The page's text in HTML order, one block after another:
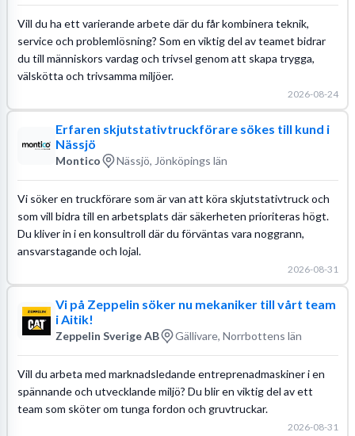
Vill du ha ett varierande arbete där du får kombinera teknik,
service och problemlösning? Som en viktig del av teamet bidrar
du till människors vardag och trivsel genom att skapa trygga,
välskötta och trivsamma miljöer.
2026-08-24
Erfaren skjutstativtruckförare sökes till kund i
Nässjö
Montico Nässjö, Jönköpings län
Vi söker en truckförare som är van att köra skjutstativtruck och
som vill bidra till en arbetsplats där säkerheten prioriteras högt.
Du kliver in i en konsultroll där du förväntas vara noggrann,
ansvarstagande och lojal.
2026-08-31
Vi på Zeppelin söker nu mekaniker till vårt team
i Aitik!
Zeppelin Sverige AB Gällivare, Norrbottens län
Vill du arbeta med marknadsledande entreprenadmaskiner i en
spännande och utvecklande miljö? Du blir en viktig del av ett
team som sköter om tunga fordon och gruvtruckar.
2026-08-31